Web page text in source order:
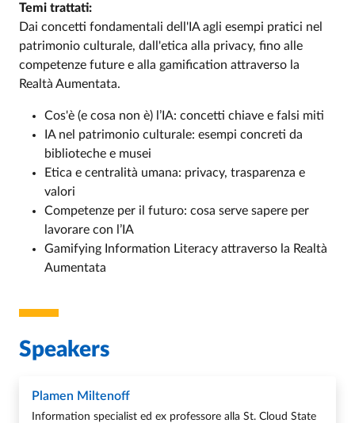
Temi trattati:
Dai concetti fondamentali dell'IA agli esempi pratici nel
patrimonio culturale, dall'etica alla privacy, fino alle
competenze future e alla gamification attraverso la
Realtà Aumentata.
Cos'è (e cosa non è) l’IA: concetti chiave e falsi miti
IA nel patrimonio culturale: esempi concreti da
biblioteche e musei
Etica e centralità umana: privacy, trasparenza e
valori
Competenze per il futuro: cosa serve sapere per
lavorare con l’IA
Gamifying Information Literacy attraverso la Realtà
Aumentata
Speakers
Plamen Miltenoff
Information specialist ed ex professore alla St. Cloud State